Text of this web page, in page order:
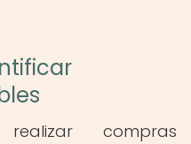
compras